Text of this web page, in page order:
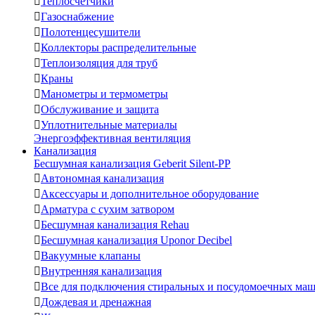
Газоснабжение
Полотенцесушители
Коллекторы распределительные
Теплоизоляция для труб
Краны
Манометры и термометры
Обслуживание и защита
Уплотнительные материалы
Энергоэффективная вентиляция
Канализация
Бесшумная канализация Geberit Silent-PP
Автономная канализация
Аксессуары и дополнительное оборудование
Арматура с сухим затвором
Бесшумная канализация Rehau
Бесшумная канализация Uponor Decibel
Вакуумные клапаны
Внутренняя канализация
Все для подключения стиральных и посудомоечных
Дождевая и дренажная